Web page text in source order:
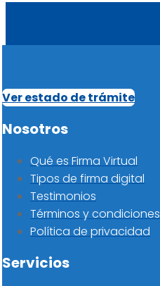
Ver estado de trámite
Nosotros
Qué es Firma Virtual
Tipos de firma digital
Testimonios
Términos y condiciones
Política de privacidad
Servicios